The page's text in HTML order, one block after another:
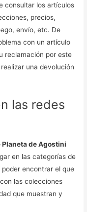
consultar los artículos
precios,
envío, etc. De
con un artículo
reclamación por este
una devolución
las redes
de Agostini
en las categorías de
encontrar el que
las colecciones
que muestran y